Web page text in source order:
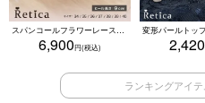
スパンコールフラワーレースアンクルストラップハイヒールセパレートパンプス (ベージュ)
6,900 2,420